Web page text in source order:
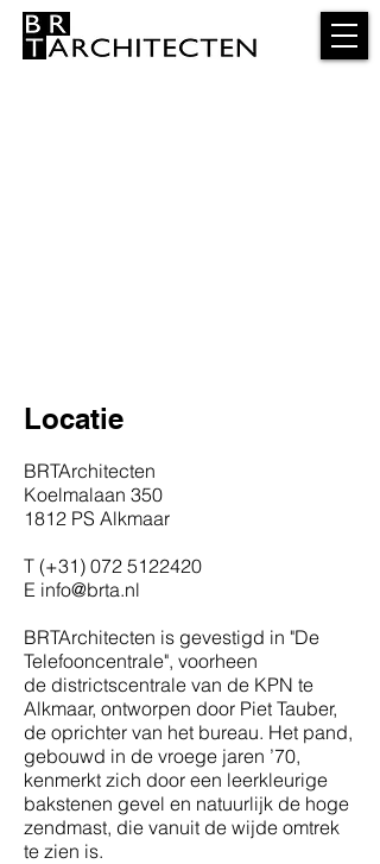
Locatie
BRTArchitecten
Koelmalaan 350
1812 PS Alkmaar
T (+31) 072 5122420
E info@brta.nl
BRTArchitecten is gevestigd in "De
Telefooncentrale", voorheen
de districtscentrale van de KPN te
Alkmaar, ontworpen door Piet Tauber,
de oprichter van het bureau. Het pand,
gebouwd in de vroege jaren ’70,
kenmerkt zich door een leerkleurige
bakstenen gevel en natuurlijk de hoge
zendmast, die vanuit de wijde omtrek
te zien is.